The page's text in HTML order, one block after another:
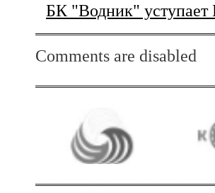
БК "Водник" уступает
Comments are disabled